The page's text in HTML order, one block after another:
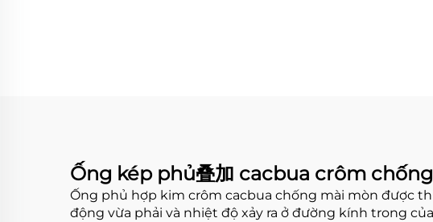
Ống kép phủ叠加 cacbua crôm
Ống phủ hợp kim crôm cacbua chống mài mòn được
động vừa phải và nhiệt độ xảy ra ở đường kính trong